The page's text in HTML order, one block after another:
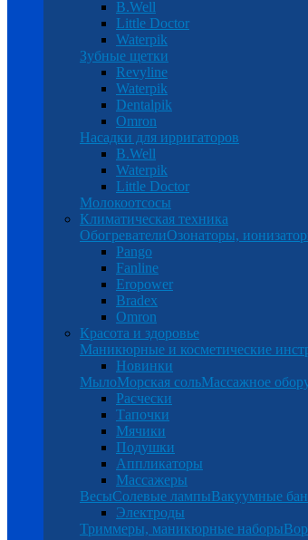
B.Well
Little Doctor
Waterpik
Зубные щетки
Revyline
Waterpik
Dentalpik
Omron
Насадки для ирригаторов
B.Well
Waterpik
Little Doctor
Молокоотсосы
Климатическая техника
ОбогревателиОзонаторы,
Pango
Fanline
Eropower
Bradex
Omron
Красота и здоровье
Маникюрные и косметические
Новинки
МылоМорская сольМассажное
Расчески
Тапочки
Мячики
Подушки
Аппликаторы
Массажеры
ВесыСолевые лампыВакуумные
Электроды
Триммеры, маникюрные наборы